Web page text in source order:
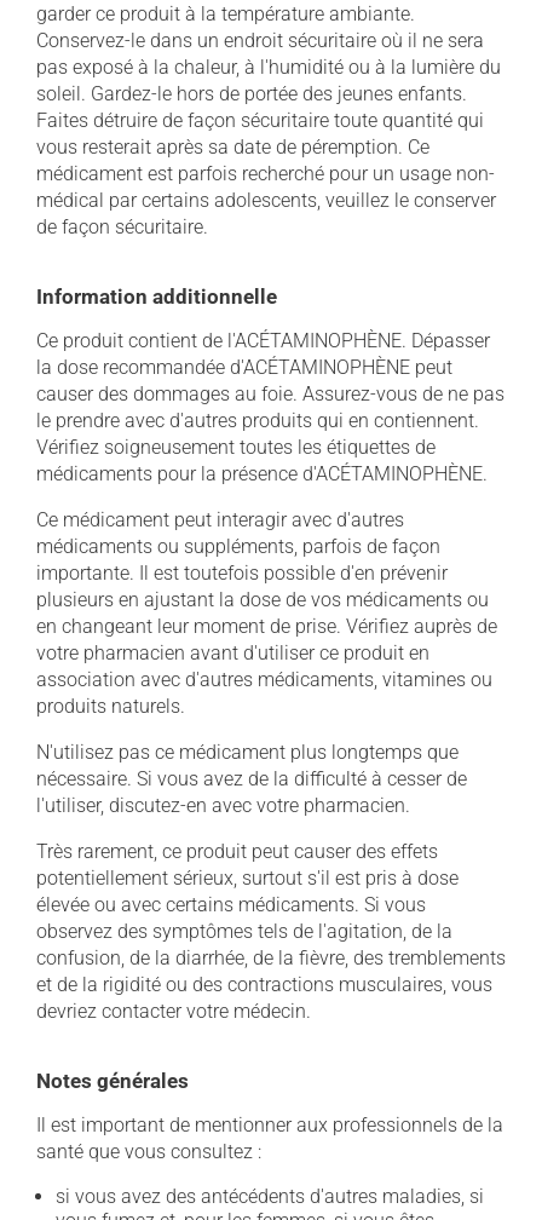
garder ce produit à la température ambiante.
Conservez-le dans un endroit sécuritaire où il ne sera
pas exposé à la chaleur, à l'humidité ou à la lumière du
soleil. Gardez-le hors de portée des jeunes enfants.
Faites détruire de façon sécuritaire toute quantité qui
vous resterait après sa date de péremption. Ce
médicament est parfois recherché pour un usage non-
médical par certains adolescents, veuillez le conserver
de façon sécuritaire.
Information additionnelle
Ce produit contient de l'ACÉTAMINOPHÈNE. Dépasser
la dose recommandée d'ACÉTAMINOPHÈNE peut
causer des dommages au foie. Assurez-vous de ne pas
le prendre avec d'autres produits qui en contiennent.
Vérifiez soigneusement toutes les étiquettes de
médicaments pour la présence d'ACÉTAMINOPHÈNE.
Ce médicament peut interagir avec d'autres
médicaments ou suppléments, parfois de façon
importante. Il est toutefois possible d'en prévenir
plusieurs en ajustant la dose de vos médicaments ou
en changeant leur moment de prise. Vérifiez auprès de
votre pharmacien avant d'utiliser ce produit en
association avec d'autres médicaments, vitamines ou
produits naturels.
N'utilisez pas ce médicament plus longtemps que
nécessaire. Si vous avez de la difficulté à cesser de
l'utiliser, discutez-en avec votre pharmacien.
Très rarement, ce produit peut causer des effets
potentiellement sérieux, surtout s'il est pris à dose
élevée ou avec certains médicaments. Si vous
observez des symptômes tels de l'agitation, de la
confusion, de la diarrhée, de la fièvre, des tremblements
et de la rigidité ou des contractions musculaires, vous
devriez contacter votre médecin.
Notes générales
Il est important de mentionner aux professionnels de la
santé que vous consultez :
si vous avez des antécédents d'autres maladies, si